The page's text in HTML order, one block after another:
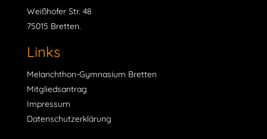
Weißhofer Str. 48
75015 Bretten.
Links
Melanchthon-Gymnasium Bretten
Mitgliedsantrag
Impressum
Datenschutzerklärung